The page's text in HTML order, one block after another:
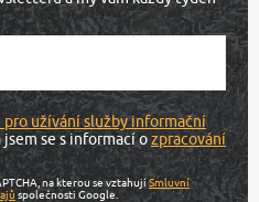
užívání služby informační
jsem se s informací ozpracování
na kterou se vztahujíSmluvní
společnosti Google.